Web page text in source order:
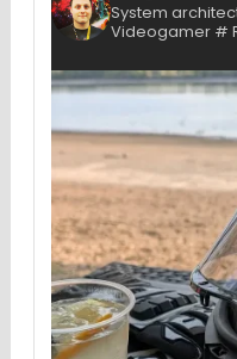
System
Videogamer #